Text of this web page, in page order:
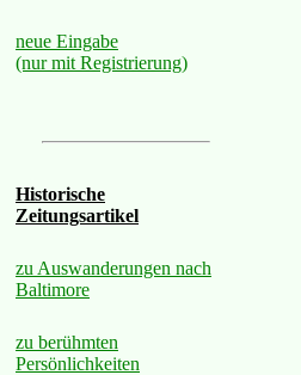
neue Eingabe
(nur mit Registrierung)
Historische
Zeitungsartikel
zu Auswanderungen nach
Baltimore
zu berühmten
Persönlichkeiten